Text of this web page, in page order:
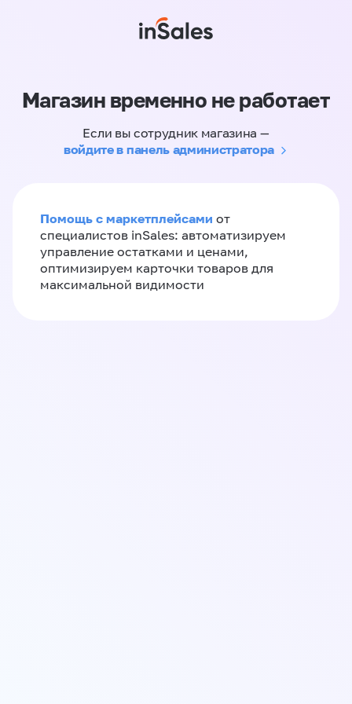
Магазин временно не работает
Если вы сотрудник магазина —
войдите в панель администратора
Помощь с маркетплейсами от
специалистов inSales: автоматизируем
управление остатками и ценами,
оптимизируем карточки товаров для
максимальной видимости